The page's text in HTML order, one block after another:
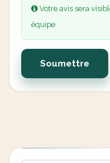
Votre avis sera
équipe.
Soumettre